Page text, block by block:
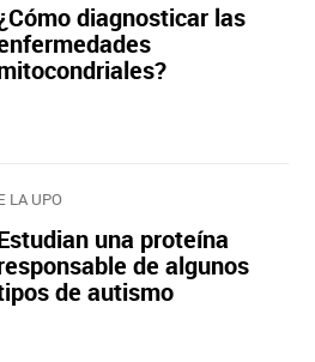
diagnosticar las
LA UPO
una proteína
de algunos
de autismo